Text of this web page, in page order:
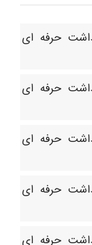
حرفه ای
حرفه ای
حرفه ای
حرفه ای
حرفه ای